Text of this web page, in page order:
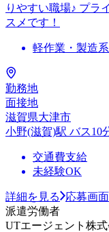
りやすい職場♪ プラ
スメです！
軽作業・製造系
勤務地
面接地
滋賀県大津市
小野(滋賀)駅 バス10
交通費支給
未経験OK
詳細を見る
応募画
派遣労働者
UTエージェント株